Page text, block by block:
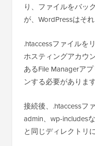
り、ファイルをバッ
が、WordPressはそ
.htaccessファイルを
ホスティングアカウ
あるFile Managerア
ンする必要があります
接続後、.htaccessフ
admin、wp-includes
と同じディレクトリ